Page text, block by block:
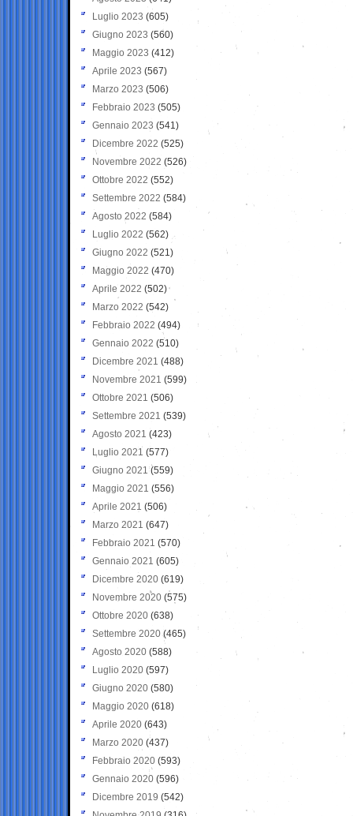
Luglio 2023 (605)
Giugno 2023 (560)
Maggio 2023 (412)
Aprile 2023 (567)
Marzo 2023 (506)
Febbraio 2023 (505)
Gennaio 2023 (541)
Dicembre 2022 (525)
Novembre 2022 (526)
Ottobre 2022 (552)
Settembre 2022 (584)
Agosto 2022 (584)
Luglio 2022 (562)
Giugno 2022 (521)
Maggio 2022 (470)
Aprile 2022 (502)
Marzo 2022 (542)
Febbraio 2022 (494)
Gennaio 2022 (510)
Dicembre 2021 (488)
Novembre 2021 (599)
Ottobre 2021 (506)
Settembre 2021 (539)
Agosto 2021 (423)
Luglio 2021 (577)
Giugno 2021(559)
Maggio 2021 (556)
Aprile 2021 (506)
Marzo 2021 (647)
Febbraio 2021 (570)
Gennaio 2021 (605)
Dicembre 2020 (619)
Novembre 2020 (575)
Ottobre 2020 (638)
Settembre 2020(465)
Agosto 2020 (588)
Luglio 2020 (597)
Giugno 2020 (580)
Maggio 2020 (618)
Aprile 2020 (643)
Marzo 2020 (437)
Febbraio 2020 (593)
Gennaio 2020 (596)
Dicembre 2019 (542)